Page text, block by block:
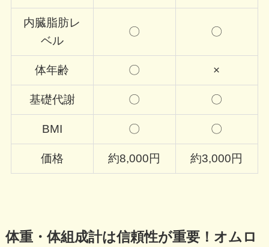
内臓脂肪レ
ベル
〇 〇
体年齢 〇 ×
基礎代謝 〇 〇
BMI 〇 〇
価格 約8,000円 約3,000円
体重・体組成計は信頼性が重要！オムロ